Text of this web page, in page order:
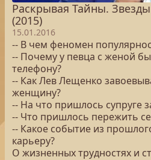
Раскрывая Тайны.
(2015)
15.01.2016
-- В чем феномен
-- Почему у певца с женой
телефону?
-- Как Лев Лещенко
женщину?
-- На что пришлось супруге
-- Что пришлось пережить
-- Какое событие из
карьеру?
О жизненных трудностях и